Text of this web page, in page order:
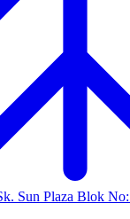
Sun Plaza Blok